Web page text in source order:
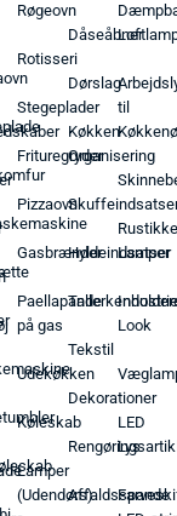
Røgeovn
Rotisseri
Stegeplader
Frituregryder
Pizzaovn
Gasbrænder
Paellapande
på gas
Udekøkken
Køleskab
Lamper
(Udendørs)
Dåseåbner
Dørslag
Køkken
Organisering
Hyldeindsatser
Tekstil
Dekorationer
Affaldsspande
til
Rustikke
Lamper
Look
LED
Lys